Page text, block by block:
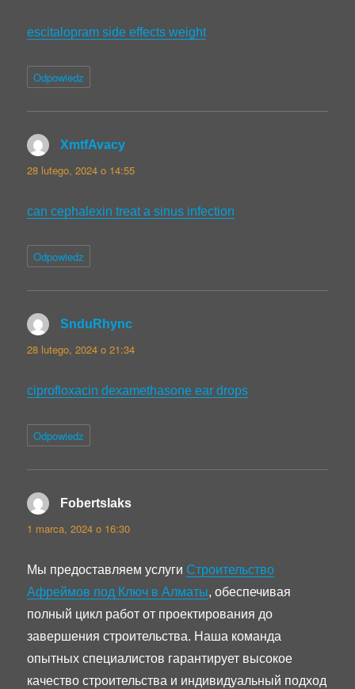
escitalopram side effects weight
Odpowiedz
XmtfAvacy
28 lutego, 2024 o 14:55
can cephalexin treat a sinus infection
Odpowiedz
SnduRhync
28 lutego, 2024 o 21:34
ciprofloxacin dexamethasone ear drops
Odpowiedz
Fobertslaks
1 marca, 2024 o 16:30
Мы предоставляем услуги Строительство
Афреймов под Ключ в Алматы, обеспечивая
полный цикл работ от проектирования до
завершения строительства. Наша команда
опытных специалистов гарантирует высокое
качество строительства и индивидуальный подход